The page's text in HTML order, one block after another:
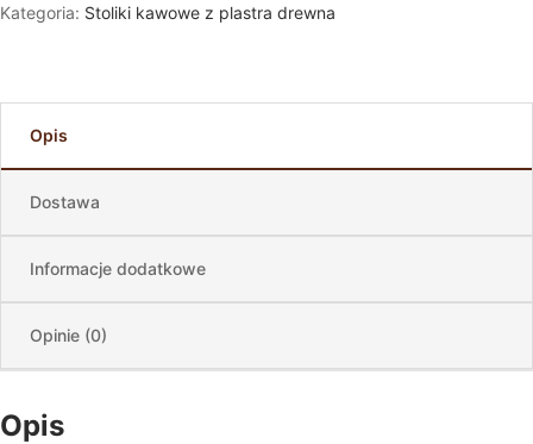
Kategoria: Stoliki kawowe z plastra drewna
Opis
Dostawa
Informacje dodatkowe
Opinie (0)
Opis